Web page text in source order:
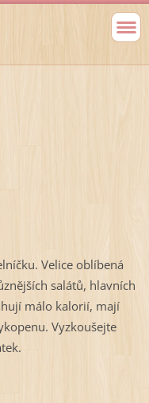
Velice oblíbená
salátů, hlavních
málo kalorií, mají
Vyzkoušejte